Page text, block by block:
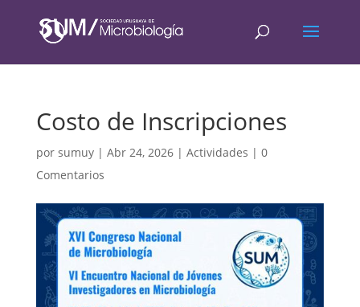
Costo de Inscripciones
por sumuy| Abr 24, 2026| Actividades | 0
Comentarios